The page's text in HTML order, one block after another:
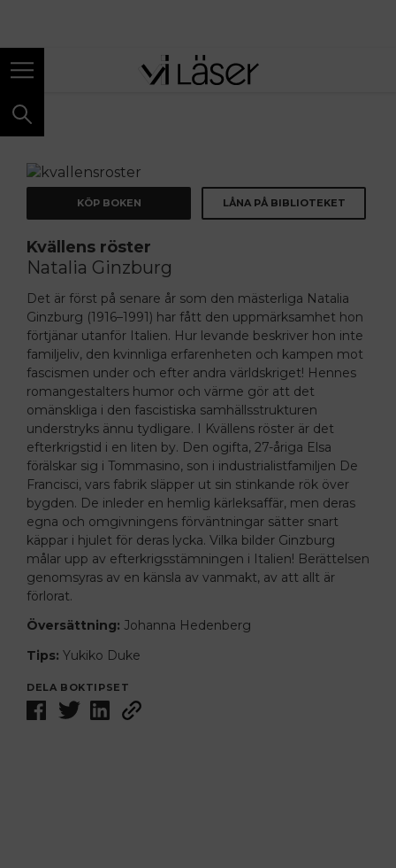
KÖP BOKEN LÅNA PÅ BIBLIOTEKET
Kvällens röster
Natalia Ginzburg
Det är först på senare år som den mästerliga Natalia
Ginzburg (1916–1991) har fått den uppmärksamhet hon
förtjänar utanför Italien. Hur levande beskriver hon inte
familjeliv, den kvinnliga erfarenheten och kampen mot
fascismen under och efter andra världskriget! ­Hennes
romangestalters humor och värme gör att det
omänskliga i den fascistiska ­samhällsstrukturen
understryks ännu tydligare. I ­ Kvällens röster är det
efterkrigstid i en liten by. Den ogifta, 27-åriga Elsa
förälskar sig i Tommasino, son i ­industrialistfamiljen De
Francisci, vars fabrik släpper ut sin stinkande rök över
bygden. De inleder en hemlig kärleksaffär, men deras
egna och omgivningens förväntningar sätter snart
käppar i hjulet för deras lycka. Vilka bilder Ginzburg
målar upp av efterkrigsstämningen i Italien! Berättelsen
genomsyras av en känsla av vanmakt, av att allt är
förlorat.
Översättning: Johanna Hedenberg
Tips: Yukiko Duke
DELA BOKTIPSET